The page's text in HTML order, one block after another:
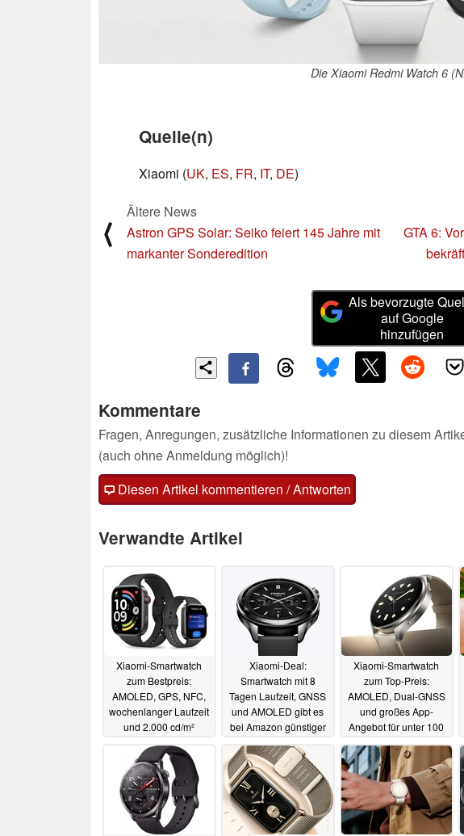
Die Xiaomi Redmi Watch 6
Quelle(n)
Xiaomi (UK, ES, FR, IT, DE)
⟨
Ältere News
Astron GPS Solar: Seiko feiert 145 Jahre mit
markanter Sonderedition
GTA 6:
Als bevorzugte
auf Google
hinzufügen
Kommentare
Fragen, Anregungen, zusätzliche Informationen zu diesem
(auch ohne Anmeldung möglich)!
Diesen Artikel kommentieren / Antworten
Verwandte Artikel
Xiaomi-Smartwatch
zum Bestpreis:
AMOLED, GPS, NFC,
wochenlanger Laufzeit
und 2.000 cd/m²
21.07.2026
Xiaomi-Deal:
Smartwatch mit 8
Tagen Laufzeit, GNSS
und AMOLED gibt es
bei Amazon günstiger
12.07.2026
Xiaomi-Smartwatch
zum Top-Preis:
AMOLED, Dual-GNSS
und großes App-
Angebot für unter 100
Euro26.06.2026